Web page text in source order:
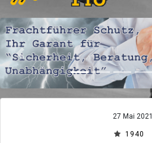
Zurück
27 Mai 2021
1940